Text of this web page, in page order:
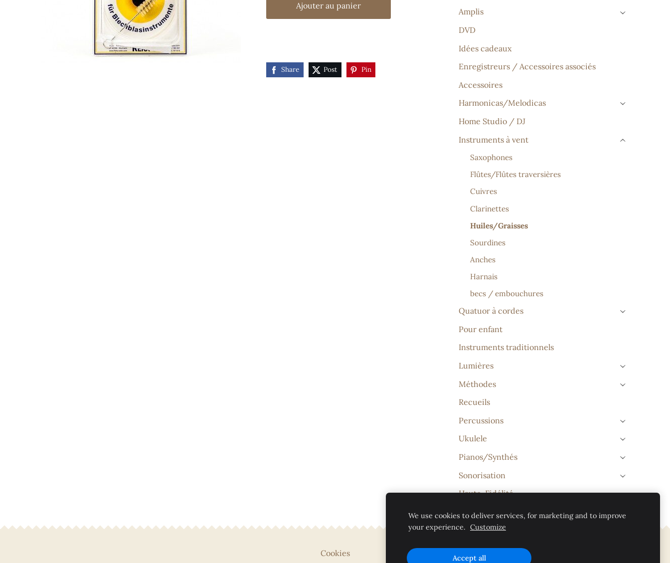
Amplis ›
DVD
Idées cadeaux
Enregistreurs / Accessoires associés
Accessoires
Harmonicas/Melodicas
›
Home Studio / DJ
Instruments à vent
Saxophones
Flûtes/Flûtes traversières
Cuivres
Clarinettes
Huiles/Graisses
Sourdines
Anches
Harnais
becs / embouchures
›
Quatuor à cordes ›
Pour enfant
Instruments traditionnels
Lumières
›
Méthodes ›
Recueils
Percussions
›
Ukulele ›
Pianos/Synthés ›
Sonorisation ›
Haute-Fidélité
Ajouter au panier
Share Post Pin
Cookies
We use cookies to deliver services, for marketing and to improve
your experience. Customize
Accept all